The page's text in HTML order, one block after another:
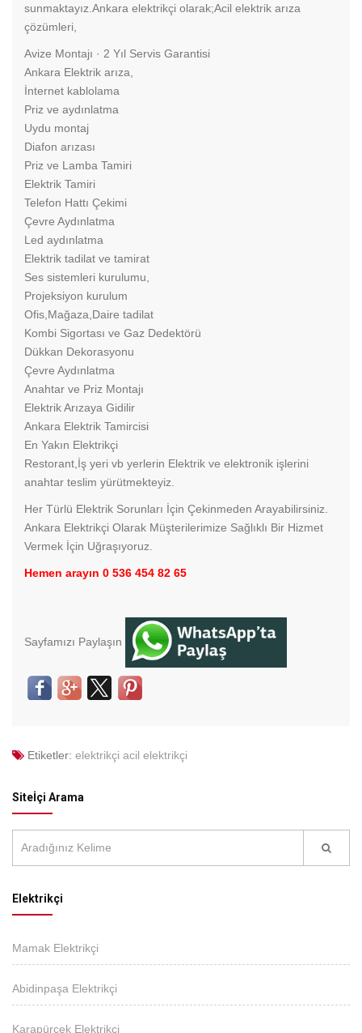
sunmaktayız.Ankara elektrikçi olarak;Acil elektrik arıza
çözümleri,
‎Avize Montajı · ‎2 Yıl Servis Garantisi
Ankara Elektrik arıza,
İnternet kablolama
Priz ve aydınlatma
Uydu montaj
Diafon arızası
Priz ve Lamba Tamiri
Elektrik Tamiri
Telefon Hattı Çekimi
Çevre Aydınlatma
Led aydınlatma
Elektrik tadilat ve tamirat
Ses sistemleri kurulumu,
Projeksiyon kurulum
Ofis,Mağaza,Daire tadilat
Kombi Sigortası ve Gaz Dedektörü
Dükkan Dekorasyonu
Çevre Aydınlatma
Anahtar ve Priz Montajı
Elektrik Arızaya Gidilir
Ankara Elektrik Tamircisi
En Yakın Elektrikçi
Restorant,İş yeri vb yerlerin Elektrik ve elektronik işlerini
anahtar teslim yürütmekteyiz.
Her Türlü Elektrik Sorunları İçin Çekinmeden Arayabilirsiniz.
Ankara Elektrikçi Olarak Müşterilerimize Sağlıklı Bir Hizmet
Vermek İçin Uğraşıyoruz.
Hemen arayın 0 536 454 82 65
Sayfamızı Paylaşın
Etiketler: elektrikçi acil elektrikçi
Siteİçi Arama
Elektrikçi
Mamak Elektrikçi
Abidinpaşa Elektrikçi
Karapürçek Elektrikçi